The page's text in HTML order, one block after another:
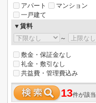
アパート
マンション
一戸建て
▼賃料
～
敷金・保証金なし
礼金・敷引なし
共益費・管理費込み
13件が該当